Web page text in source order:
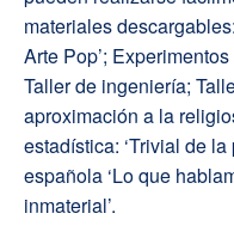
materiales
Arte Pop’;
Taller de ingeniería;
aproximación a la
estadística: ‘Trivial de
española ‘Lo que
inmaterial’.